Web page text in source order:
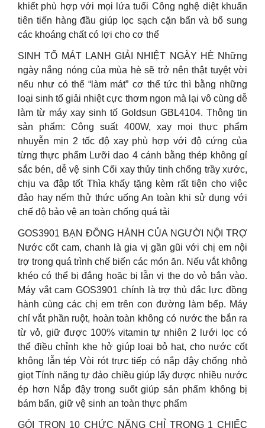
khiết phù hợp với mọi lứa tuổi Công nghệ diệt khuẩn
tiên tiến hàng đầu giúp lọc sạch cặn bẩn và bổ sung
các khoáng chất có lợi cho cơ thể
SINH TỐ MÁT LẠNH GIẢI NHIỆT NGÀY HÈ Những
ngày nắng nóng của mùa hè sẽ trở nên thật tuyệt vời
nếu như có thể “làm mát” cơ thể tức thì bằng những
loại sinh tố giải nhiệt cực thơm ngon mà lại vô cùng dễ
làm từ máy xay sinh tố Goldsun GBL4104. Thông tin
sản phẩm: Công suất 400W, xay mọi thực phẩm
nhuyễn mịn 2 tốc độ xay phù hợp với độ cứng của
từng thực phẩm Lưỡi dao 4 cánh bằng thép không gỉ
sắc bén, dễ vệ sinh Cối xay thủy tinh chống trầy xước,
chịu va đập tốt Thìa khấy tặng kèm rất tiện cho việc
đảo hay nếm thử thức uống An toàn khi sử dụng với
chế độ bảo vệ an toàn chống quá tải
GOS3901 BẠN ĐỒNG HÀNH CỦA NGƯỜI NỘI TRỢ
Nước cốt cam, chanh là gia vị gần gũi với chị em nội
trợ trong quá trình chế biến các món ăn. Nếu vắt không
khéo có thể bị đắng hoặc bị lẫn vị the do vỏ bắn vào.
Máy vắt cam GOS3901 chính là trợ thủ đắc lực đồng
hành cùng các chị em trên con đường làm bếp. Máy
chỉ vắt phần ruột, hoàn toàn không có nước the bắn ra
từ vỏ, giữ được 100% vitamin tự nhiên 2 lưới lọc có
thể điều chỉnh khe hở giúp loại bỏ hạt, cho nước cốt
không lẫn tép Vòi rót trực tiếp có nắp đậy chống nhỏ
giọt Tính năng tự đảo chiều giúp lấy được nhiều nước
ép hơn Nắp đậy trong suốt giúp sản phẩm không bị
bám bẩn, giữ vệ sinh an toàn thực phẩm
GÓI TRỌN 10 CHỨC NĂNG CHỈ TRONG 1 CHIẾC